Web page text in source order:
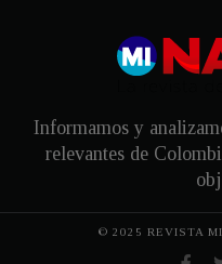
Informamos y
relevantes de
© 2025 REVISTA